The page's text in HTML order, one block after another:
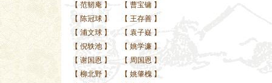
【 范韧庵 】 【 曹宝镛 】
【 陈冠球 】 【 王存善 】
【 浦文球 】 【 袁子嶷 】
【 倪轶池 】 【 姚学濂 】
【 谢国恩 】 【 周国恩 】
【 柳北野 】 【 姚肇槐 】